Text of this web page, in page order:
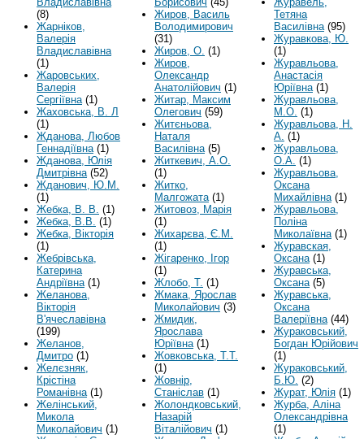
(8)
Жарніков,
Валерія
Владиславівна
(1)
Жаровських,
Валерія
Сергіївна (1)
Жаховська, В. Л
(1)
Жданова, Любов
Геннадіївна (1)
Жданова, Юлія
Дмитрівна (52)
Жданович, Ю.М.
(1)
Жебка, В. В. (1)
Жебка, В.В. (1)
Жебка, Вікторія
(1)
Жебрівська,
Катерина
Андріївна (1)
Желанова,
Вікторія
В'ячеславівна
(199)
Желанов,
Дмитро (1)
Желєзняк,
Крістіна
Романівна (1)
Желінський,
Микола
Миколайович (1)
Жиров, Василь
Володимирович
(31)
Жиров, О. (1)
Жиров,
Олександр
Анатолійович (1)
Житар, Максим
Олегович (59)
Житєньова,
Наталя
Василівна (5)
Житкевич, А.О.
(1)
Житко,
Малгожата (1)
Житовоз, Марія
(1)
Жихарєва, Є.М.
(1)
Жігаренко, Ігор
(1)
Жлобо, Т. (1)
Жмака, Ярослав
Миколайович (3)
Жмидик,
Ярослава
Юріївна (1)
Жовковська, Т.Т.
(1)
Жовнір,
Станіслав (1)
Жолондковський,
Назарій
Віталійович (1)
Тетяна
Василівна (95)
Журавкова, Ю.
(1)
Журавльова,
Анастасія
Юріївна (1)
Журавльова,
М.О. (1)
Журавльова, Н.
А. (1)
Журавльова,
О.А. (1)
Журавльова,
Оксана
Михайлівна (1)
Журавльова,
Поліна
Миколаївна (1)
Журавская,
Оксана (1)
Журавська,
Оксана (5)
Журавська,
Оксана
Валеріївна (44)
Жураковський,
Богдан Юрійович
(1)
Жураковський,
Б.Ю. (2)
Журат, Юлія (1)
Журба, Аліна
Олександрівна
(1)